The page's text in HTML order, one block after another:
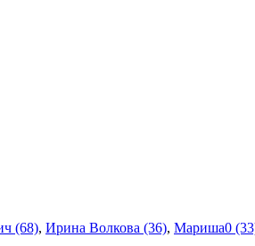
(68), Ирина Волкова (36), Мариша0